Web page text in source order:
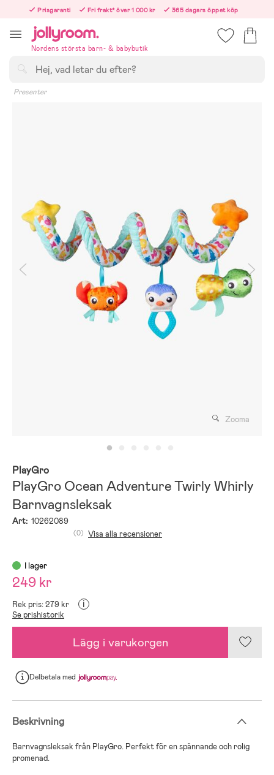
innehållet
Prisgaranti Fri frakt* över 1 000 kr
365 dagars öppet köp
Nordens största barn- & babybutik
Presenter
Zooma
PlayGro
PlayGro Ocean Adventure Twirly Whirly
Barnvagnsleksak
Art: 10262089
(0) Visa alla recensioner
I lager
249 kr
Rek pris: 279 kr i
Se prishistorik
Lägg i varukorgen
Delbetalamed
Beskrivning
Barnvagnsleksak från PlayGro. Perfekt för en spännande och rolig
promenad.